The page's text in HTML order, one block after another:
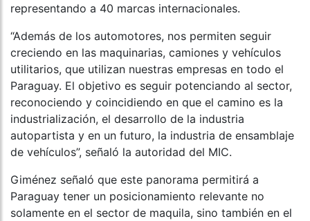
representando a 40 marcas internacionales.
“Además de los automotores, nos permiten seguir
creciendo en las maquinarias, camiones y vehículos
utilitarios, que utilizan nuestras empresas en todo el
Paraguay. El objetivo es seguir potenciando al sector,
reconociendo y coincidiendo en que el camino es la
industrialización, el desarrollo de la industria
autopartista y en un futuro, la industria de ensamblaje
de vehículos”, señaló la autoridad del MIC.
Giménez señaló que este panorama permitirá a
Paraguay tener un posicionamiento relevante no
solamente en el sector de maquila, sino también en el